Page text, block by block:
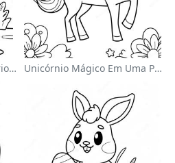
Página Para Colorir Do Mario Pulando Sobre Goombas Unicórnio Mágico Em Uma Página Para Colorir Arco-Íris